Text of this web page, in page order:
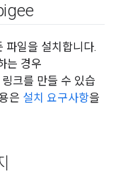
파일을 설치합니다.
는 경우
크를 만들 수 있습
은 설치 요구사항을